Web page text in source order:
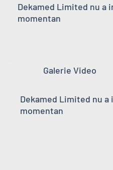
Dekamed Limited nu a
momentan
Galerie Video
Dekamed Limited nu
momentan